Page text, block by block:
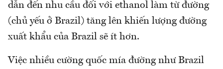
dẫn đến nhu cầu đối với ethanol làm từ đường
(chủ yếu ở Brazil) tăng lên khiến lượng đường
xuất khẩu của Brazil sẽ ít hơn.
Việc nhiều cường quốc mía đường như Brazil